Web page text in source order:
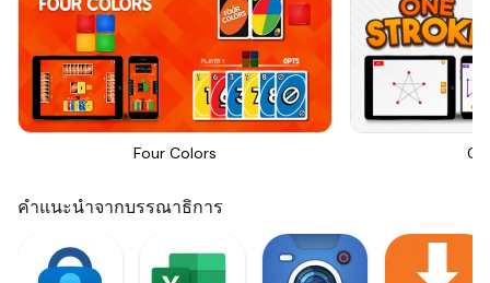
Four Colors
คำแนะนำจากบรรณาธิการ